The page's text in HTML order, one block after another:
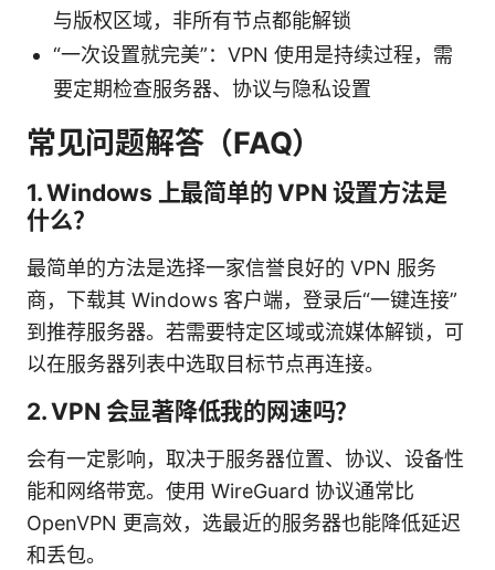
与版权区域，非所有节点都能解锁
“一次设置就完美”：VPN 使用是持续过程，需
要定期检查服务器、协议与隐私设置
常见问题解答（FAQ）
1. Windows 上最简单的 VPN 设置方法是
什么？
最简单的方法是选择一家信誉良好的 VPN 服务
商，下载其 Windows 客户端，登录后“一键连接”
到推荐服务器。若需要特定区域或流媒体解锁，可
以在服务器列表中选取目标节点再连接。
2. VPN 会显著降低我的网速吗？
会有一定影响，取决于服务器位置、协议、设备性
能和网络带宽。使用 WireGuard 协议通常比
OpenVPN 更高效，选最近的服务器也能降低延迟
和丢包。